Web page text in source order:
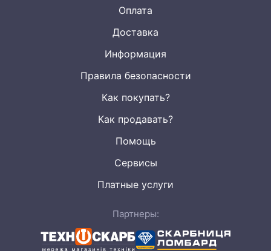
Оплата
Доставка
Информация
Правила безопасности
Как покупать?
Как продавать?
Помощь
Сервисы
Платные услуги
Партнеры: